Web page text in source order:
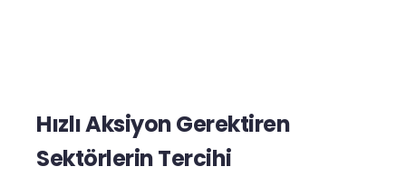
Hızlı Aksiyon Gerektiren
Sektörlerin Tercihi